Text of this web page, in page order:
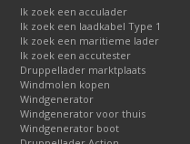
Ik zoek een acculader
Ik zoek een laadkabel Type 1
Ik zoek een maritieme lader
Ik zoek een accutester
Druppellader marktplaats
Windmolen kopen
Windgenerator
Windgenerator voor thuis
Windgenerator boot